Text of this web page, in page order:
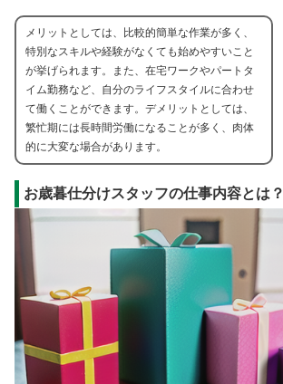
メリットとしては、比較的簡単な作業が多く、
特別なスキルや経験がなくても始めやすいこと
が挙げられます。また、在宅ワークやパートタ
イム勤務など、自分のライフスタイルに合わせ
て働くことができます。デメリットとしては、
繁忙期には長時間労働になることが多く、肉体
的に大変な場合があります。
お歳暮仕分けスタッフの仕事内容とは？